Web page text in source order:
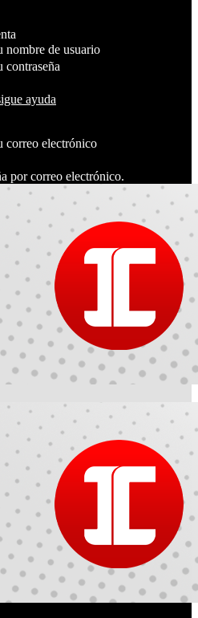
nombre de usuario
contraseña
ayuda
correo electrónico
por correo electrónico.